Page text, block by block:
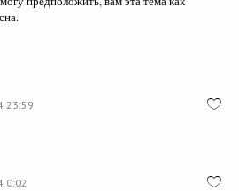
23:59
0:02